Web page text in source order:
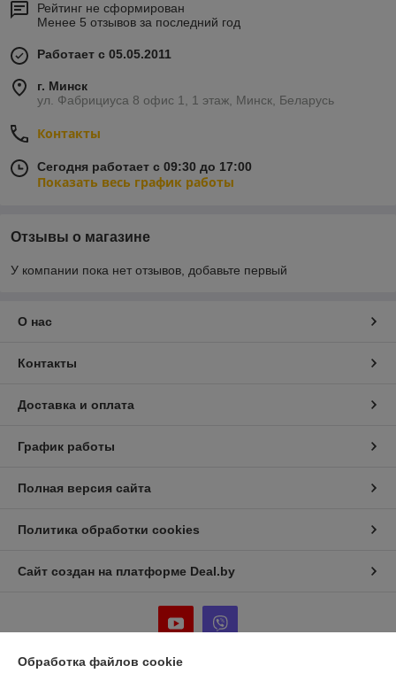
Рейтинг не сформирован
Менее 5 отзывов за последний год
Работает с 05.05.2011
г. Минск
ул. Фабрициуса 8 офис 1, 1 этаж, Минск, Беларусь
Контакты
Сегодня работает с 09:30 до 17:00
Показать весь график работы
Отзывы о магазине
У компании пока нет отзывов, добавьте первый
О нас
Контакты
Доставка и оплата
График работы
Полная версия сайта
Политика обработки cookies
Сайт создан на платформе Deal.by
Обработка файлов cookie